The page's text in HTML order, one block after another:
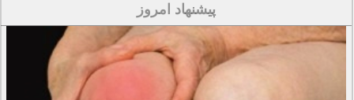
پیشنهاد امروز